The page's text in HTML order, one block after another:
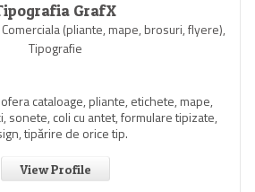
GrafX
(pliante, mape, brosuri, flyere),
Tipografie
cataloage, pliante, etichete, mape,
sonete, coli cu antet, formulare tipizate,
tipărire de orice tip.
View Profile